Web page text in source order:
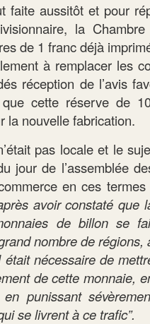
faite aussitôt et pour
la
de 1 franc déjà
à remplacer les
réception de l’avis
cette réserve de
la nouvelle fabrication.
pas locale et le
jour de l’assemblée
en ces termes
avoir constaté que
de billon se
nombre de régions,
était nécessaire de
de cette monnaie,
punissant
se livrent à ce trafic”.